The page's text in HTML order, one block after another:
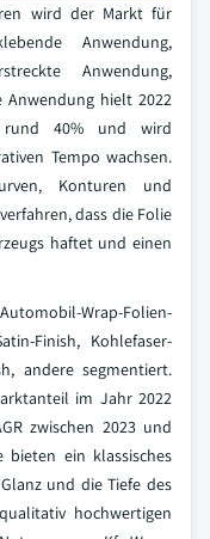
wird der Markt für
Anwendung,
Anwendung,
Anwendung hielt 2022
rund 40% und wird
Tempo wachsen.
Konturen und
dass die Folie
haftet und einen
Wrap-Folien-
Finish, Kohlefaser-
andere segmentiert.
im Jahr 2022
zwischen 2023 und
bieten ein klassisches
und die Tiefe des
hochwertigen